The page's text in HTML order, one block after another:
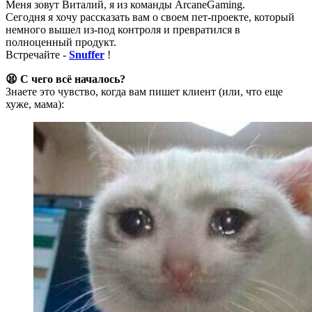
Меня зовут Виталий, я из команды ArcaneGaming.
Сегодня я хочу рассказать вам о своем пет-проекте, который
немного вышел из-под контроля и превратился в
полноценный продукт.
Встречайте - Snuffer !
😫 С чего всё началось?
Знаете это чувство, когда вам пишет клиент (или, что еще
хуже, мама):